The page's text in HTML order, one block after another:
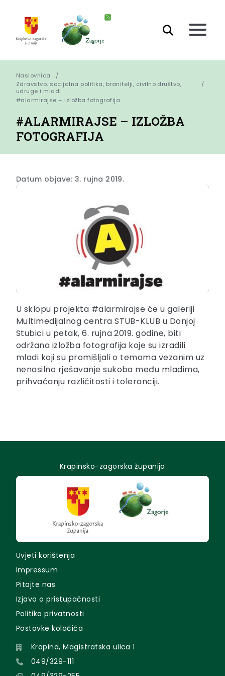
Naslovnica
Zdravstvo, socijalna politika, branitelji, civilno društvo,
udruge i mladi
#alarmirajse – izložba fotografija
#ALARMIRAJSE – IZLOŽBA
FOTOGRAFIJA
Datum objave: 3. rujna 2019.
U sklopu projekta #alarmirajse će u galeriji
Multimedijalnog centra STUB-KLUB u Donjoj
Stubici u petak, 6. rujna 2019. godine, biti
održana izložba fotografija koje su izradili
mladi koji su promišljali o temama vezanim uz
nenasilno rješavanje sukoba među mladima,
prihvaćanju različitosti i toleranciji.
Krapinsko-zagorska županija
Uvjeti korištenja
Impressum
Pitajte nas
Izjava o pristupačnosti
Politika privatnosti
Postavke kolačića
Krapina, Magistratska ulica 1
049/329-111